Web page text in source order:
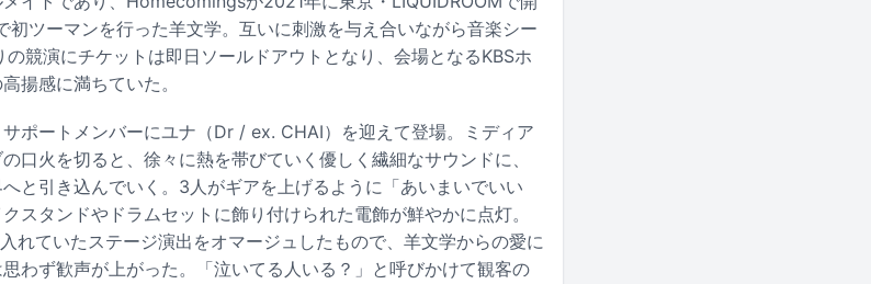
ツーマンを行った羊文学。互いに刺激を与え合いながら音楽シー
競演にチケットは即日ソールドアウトとなり、会場となるKBSホ
揚感に満ちていた。
ポートメンバーにユナ（Dr / ex. CHAI）を迎えて登場。ミディア
口火を切ると、徐々に熱を帯びていく優しく繊細なサウンドに、
と引き込んでいく。3人がギアを上げるように「あいまいでいい
スタンドやドラムセットに飾り付けられた電飾が鮮やかに点灯。
れていたステージ演出をオマージュしたもので、羊文学からの愛に
わず歓声が上がった。「泣いてる人いる？」と呼びかけて観客の